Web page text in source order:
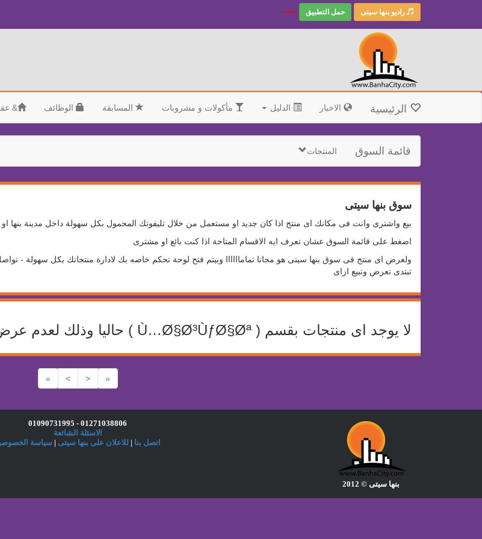
راديو بنها سيتى حمل التطبيق
الرئيسية الاخبار الدليل مأكولات و مشروبات المسابقة الوظائف &
قائمة السوق المنتجات
سوق بنها سيتى
بيع واشترى وانت فى مكانك اى منتج اذا كان جديد او مستعمل من خلال تليفوتك المحمول بكل سهولة داخل مدينة بنها او
اضغط على قائمة السوق عشان تعرف ايه الاقسام المتاحة اذا كنت بائع او مشترى
تبتدى تعرض وتبيع ازاى
لا يوجد اى منتجات بقسم ( Ù…Ø§Ø³ÙƒØ§Øª ) حاليا وذلك لعدم عرض اى بائع بالموقع اى منتج ينتمى لهذا القسم
«
<
>
»
بنها سيتى © 2012
01271038806 - 01090731995
الاسئلة الشائعة
اتصل بنا | للاعلان على بنها سيتى | سياسة